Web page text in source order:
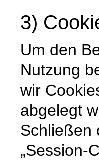
3)
Um den
Nutzung
wir
abgelegt
Schließen
„Session-